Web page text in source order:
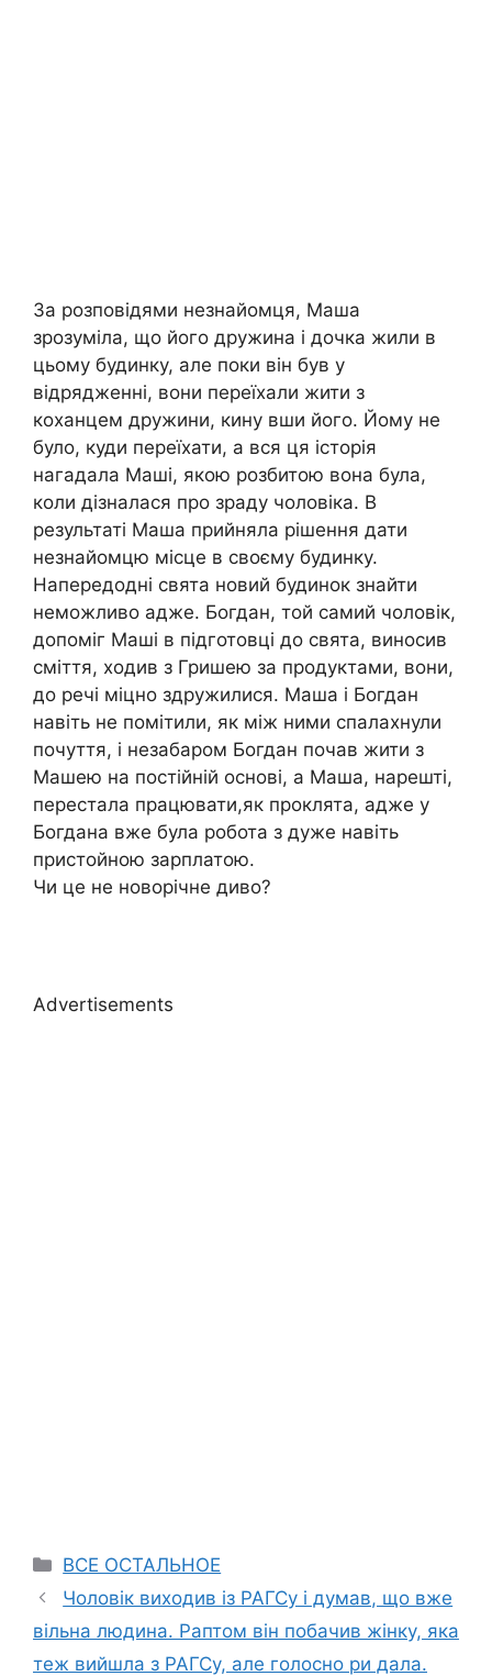
За розповідями незнайомця, Маша
зрозуміла, що його дружина і дочка жили в
цьому будинку, але поки він був у
відрядженні, вони переїхали жити з
коханцем дружини, кину вши його. Йому не
було, куди переїхати, а вся ця історія
нагадала Маші, якою розбитою вона була,
коли дізналася про зраду чоловіка. В
результаті Маша прийняла рішення дати
незнайомцю місце в своєму будинку.
Напередодні свята новий будинок знайти
неможливо адже. Богдан, той самий чоловік,
допоміг Маші в підготовці до свята, виносив
сміття, ходив з Гришею за продуктами, вони,
до речі міцно здружилися. Маша і Богдан
навіть не помітили, як між ними спалахнули
почуття, і незабаром Богдан почав жити з
Машею на постійній основі, а Маша, нарешті,
перестала працювати,як проклята, адже у
Богдана вже була робота з дуже навіть
пристойною зарплатою.
Чи це не новорічне диво?
Advertisements
Categories
ВСЕ ОСТАЛЬНОЕ
Чоловік виходив із РАГСу і думав, що вже
вільна людина. Раптом він побачив жінку, яка
теж вийшла з РАГСу, але голосно ри дала.